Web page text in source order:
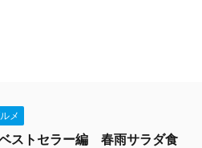
メ
ストセラー編 春雨サラダ食